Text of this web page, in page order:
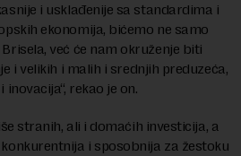
i usklađenije sa standardima i
ekonomija, bićemo ne samo
već će nam okruženje biti
i velikih i malih i srednjih preduzeća,
rekao je on.
stranih, ali i domaćih investicija, a
i sposobnija za žestoku